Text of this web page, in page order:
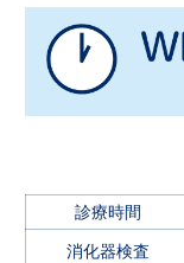
診療時間
消化器検査